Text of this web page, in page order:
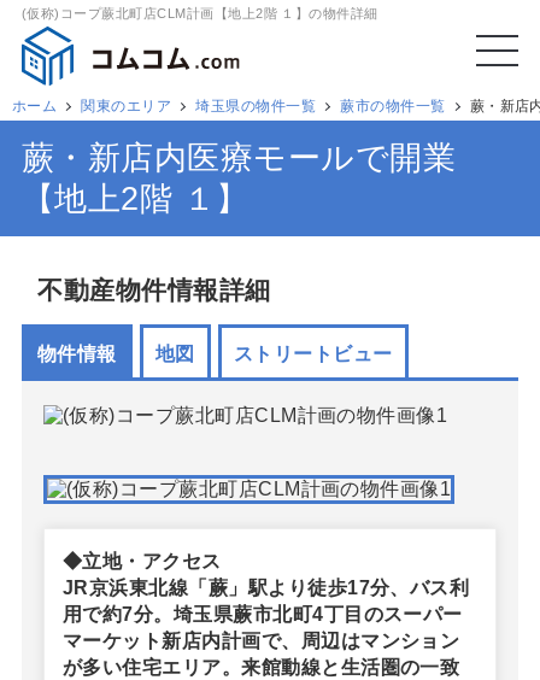
(仮称)コープ蕨北町店CLM計画【地上2階 １】の物件詳細
ホーム 関東のエリア 埼玉県の物件一覧 蕨市の物件一覧 蕨・新店
蕨・新店内医療モールで開業
【地上2階 １】
不動産物件情報詳細
物件情報 地図 ストリートビュー
◆立地・アクセス
JR京浜東北線「蕨」駅より徒歩17分、バス利
用で約7分。埼玉県蕨市北町4丁目のスーパー
マーケット新店内計画で、周辺はマンション
が多い住宅エリア。来館動線と生活圏の一致